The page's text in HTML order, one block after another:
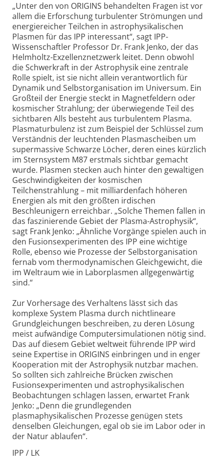
„Unter den von ORIGINS behandelten Fragen ist vor
allem die Erforschung turbulenter Strömungen und
energiereicher Teilchen in astrophysikalischen
Plasmen für das IPP interessant“, sagt IPP-
Wissenschaftler Professor Dr. Frank Jenko, der das
Helmholtz-Exzellenznetzwerk leitet. Denn obwohl
die Schwerkraft in der Astrophysik eine zentrale
Rolle spielt, ist sie nicht allein verantwortlich für
Dynamik und Selbstorganisation im Universum. Ein
Großteil der Energie steckt in Magnetfeldern oder
kosmischer Strahlung; der überwiegende Teil des
sichtbaren Alls besteht aus turbulentem Plasma.
Plasmaturbulenz ist zum Beispiel der Schlüssel zum
Verständnis der leuchtenden Plasmascheiben um
supermassive Schwarze Löcher, deren eines kürzlich
im Sternsystem M87 erstmals sichtbar gemacht
wurde. Plasmen stecken auch hinter den gewaltigen
Geschwindigkeiten der kosmischen
Teilchenstrahlung – mit milliardenfach höheren
Energien als mit den größten irdischen
Beschleunigern erreichbar. „Solche Themen fallen in
das faszinierende Gebiet der Plasma-Astrophysik“,
sagt Frank Jenko: „Ähnliche Vorgänge spielen auch in
den Fusionsexperimenten des IPP eine wichtige
Rolle, ebenso wie Prozesse der Selbstorganisation
fernab vom thermodynamischen Gleichgewicht, die
im Weltraum wie in Laborplasmen allgegenwärtig
sind.“
Zur Vorhersage des Verhaltens lässt sich das
komplexe System Plasma durch nichtlineare
Grundgleichungen beschreiben, zu deren Lösung
meist aufwändige Computersimulationen nötig sind.
Das auf diesem Gebiet weltweit führende IPP wird
seine Expertise in ORIGINS einbringen und in enger
Kooperation mit der Astrophysik nutzbar machen.
So sollten sich zahlreiche Brücken zwischen
Fusionsexperimenten und astrophysikalischen
Beobachtungen schlagen lassen, erwartet Frank
Jenko: „Denn die grundlegenden
plasmaphysikalischen Prozesse genügen stets
denselben Gleichungen, egal ob sie im Labor oder in
der Natur ablaufen“.
IPP / LK